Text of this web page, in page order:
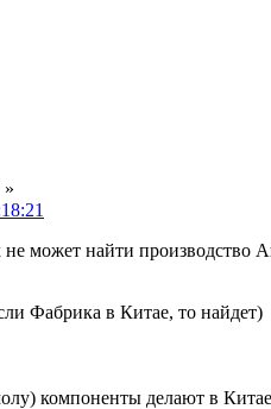
»
может найти производство
Фабрика в Китае, то найдет)
компоненты делают в